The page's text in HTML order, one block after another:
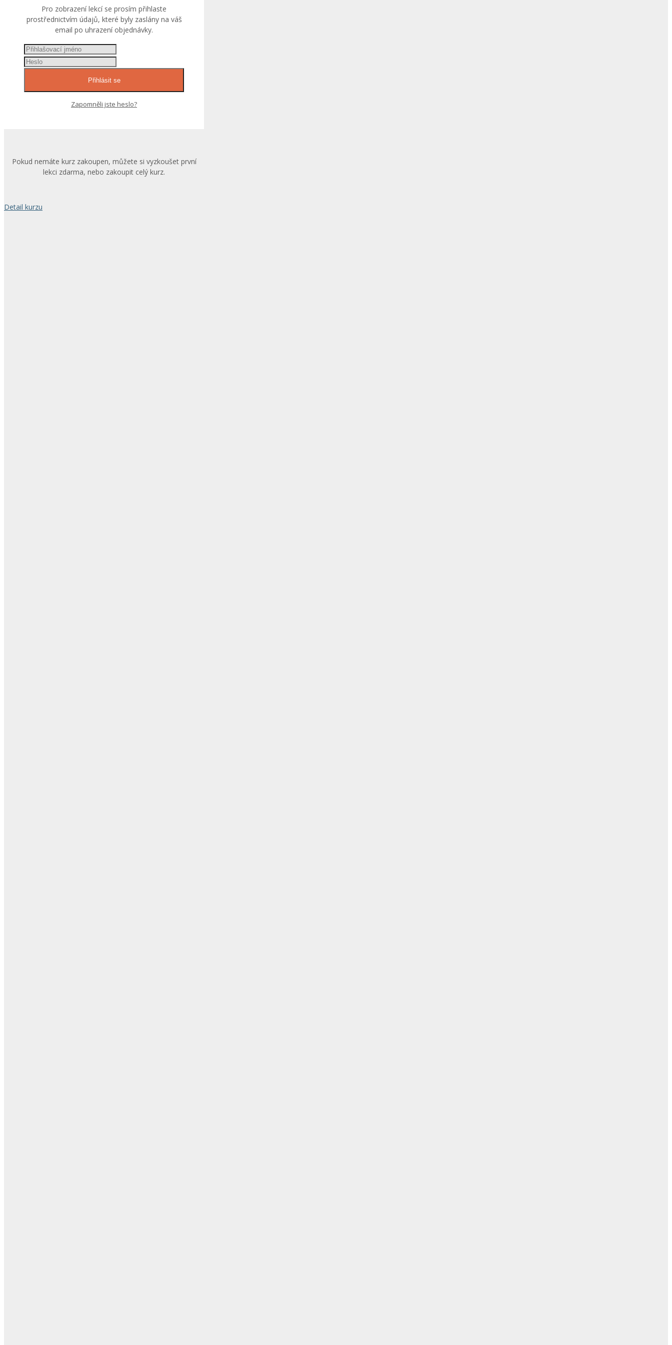
Pro zobrazení lekcí se prosím přihlaste
prostřednictvím údajů, které byly zaslány na váš
email po uhrazení objednávky.
Přihlásit se
Zapomněli jste heslo?
Pokud nemáte kurz zakoupen, můžete si vyzkoušet první
lekci zdarma, nebo zakoupit celý kurz.
Detail kurzu